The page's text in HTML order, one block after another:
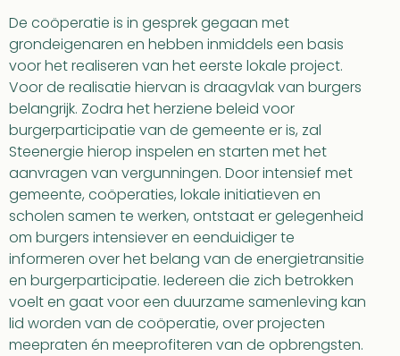
De coöperatie is in gesprek gegaan met
grondeigenaren en hebben inmiddels een basis
voor het realiseren van het eerste lokale project.
Voor de realisatie hiervan is draagvlak van burgers
belangrijk. Zodra het herziene beleid voor
burgerparticipatie van de gemeente er is, zal
Steenergie hierop inspelen en starten met het
aanvragen van vergunningen. Door intensief met
gemeente, coöperaties, lokale initiatieven en
scholen samen te werken, ontstaat er gelegenheid
om burgers intensiever en eenduidiger te
informeren over het belang van de energietransitie
en burgerparticipatie. Iedereen die zich betrokken
voelt en gaat voor een duurzame samenleving kan
lid worden van de coöperatie, over projecten
meepraten én meeprofiteren van de opbrengsten.